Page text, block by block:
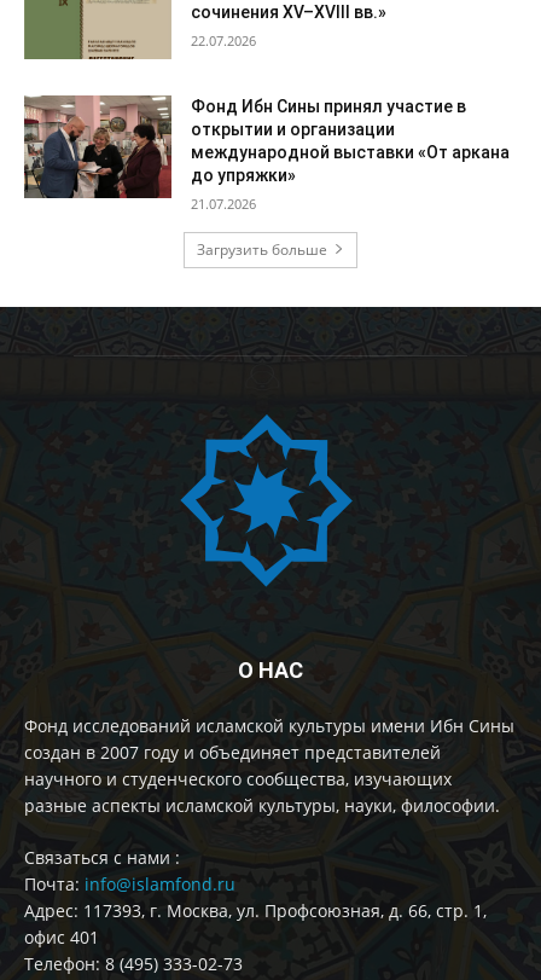
сочинения XV–XVIII вв.»
22.07.2026
Фонд Ибн Сины принял участие в
открытии и организации
международной выставки «От аркана
до упряжки»
21.07.2026
Загрузить больше
О НАС
Фонд исследований исламской культуры имени Ибн Сины
создан в 2007 году и объединяет представителей
научного и студенческого сообщества, изучающих
разные аспекты исламской культуры, науки, философии.
Cвязаться с нами :
Почта: info@islamfond.ru
Адрес: 117393, г. Москва, ул. Профсоюзная, д. 66, стр. 1,
офис 401
Телефон: 8 (495) 333-02-73